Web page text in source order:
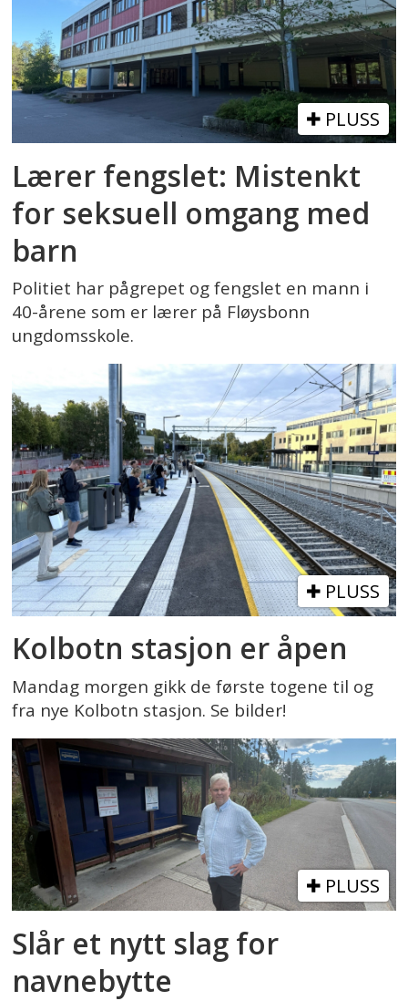
PLUSS
Lærer fengslet: Mistenkt
for seksuell omgang med
barn
Politiet har pågrepet og fengslet en mann i
40-årene som er lærer på Fløysbonn
ungdomsskole.
PLUSS
Kolbotn stasjon er åpen
Mandag morgen gikk de første togene til og
fra nye Kolbotn stasjon. Se bilder!
PLUSS
Slår et nytt slag for
navnebytte